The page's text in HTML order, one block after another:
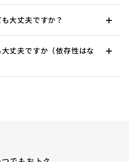
大丈夫ですか？
丈夫ですか（依存性はな